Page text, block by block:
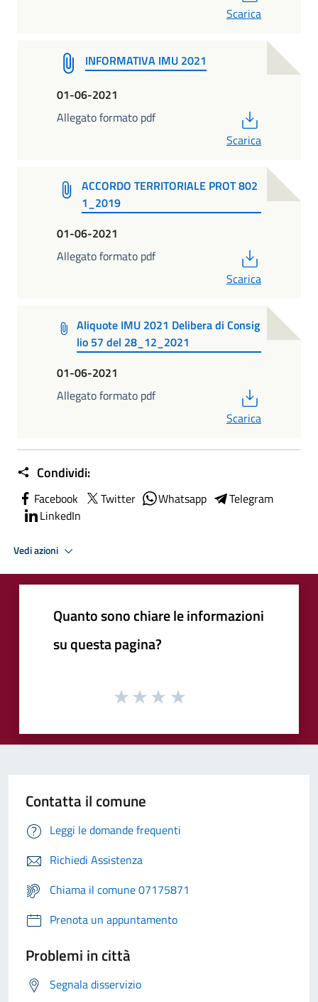
Scarica
INFORMATIVA IMU 2021
01-06-2021
Allegato formato pdf
Scarica
ACCORDO TERRITORIALE PROT 802
1_2019
01-06-2021
Allegato formato pdf
Scarica
Aliquote IMU 2021 Delibera di Consig
lio 57 del 28_12_2021
01-06-2021
Allegato formato pdf
Scarica
Condividi:
Facebook Twitter Whatsapp
Telegram
LinkedIn
Vedi azioni
Quanto sono chiare le informazioni
su questa pagina?
Contatta il comune
Leggi le domande frequenti
Richiedi Assistenza
Chiama il comune 07175871
Prenota un appuntamento
Problemi in città
Segnala disservizio